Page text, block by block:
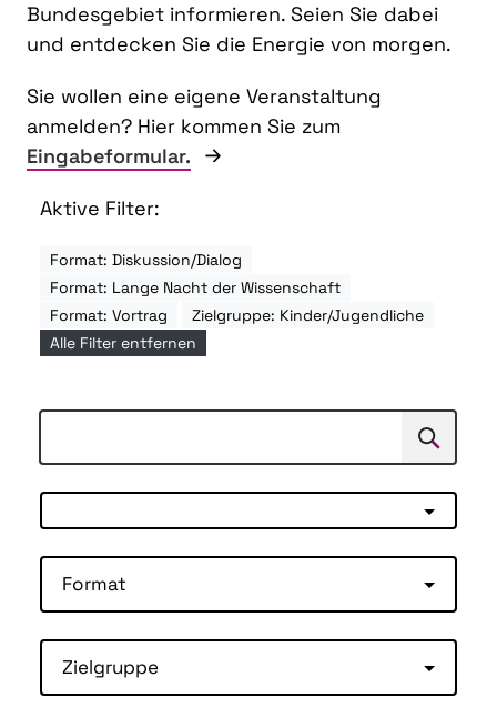
Bundesgebiet informieren. Seien Sie dabei
und entdecken Sie die Energie von morgen.
Sie wollen eine eigene Veranstaltung
anmelden? Hier kommen Sie zum
Eingabeformular.
Aktive Filter:
Format: Diskussion/Dialog
Format: Lange Nacht der Wissenschaft
Format: Vortrag
Zielgruppe: Kinder/Jugendliche
Alle Filter entfernen
Suchen
Format
Zielgruppe